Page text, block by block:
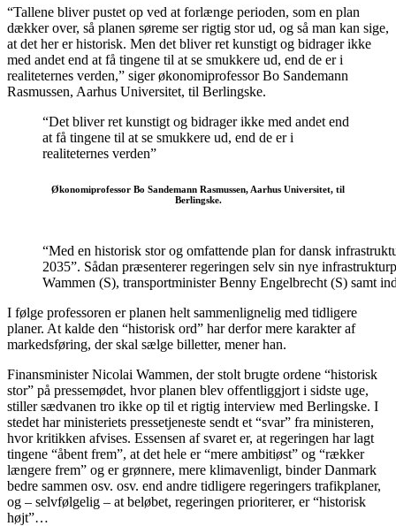
“Tallene bliver pustet op ved at forlænge perioden, som en plan
dækker over, så planen søreme ser rigtig stor ud, og så man kan sige,
at det her er historisk. Men det bliver ret kunstigt og bidrager ikke
med andet end at få tingene til at se smukkere ud, end de er i
realiteternes verden,” siger økonomiprofessor Bo Sandemann
Rasmussen, Aarhus Universitet, til Berlingske.
“Det bliver ret kunstigt og bidrager ikke med andet end
at få tingene til at se smukkere ud, end de er i
realiteternes verden”
Økonomiprofessor Bo Sandemann Rasmussen, Aarhus Universitet, til
Berlingske.
“Med en historisk stor og omfattende plan for dansk
2035”. Sådan præsenterer regeringen selv sin nye
Wammen (S), transportminister Benny Engelbrecht (S) samt
I følge professoren er planen helt sammenlignelig med tidligere
planer. At kalde den “historisk ord” har derfor mere karakter af
markedsføring, der skal sælge billetter, mener han.
Finansminister Nicolai Wammen, der stolt brugte ordene “historisk
stor” på pressemødet, hvor planen blev offentliggjort i sidste uge,
stiller sædvanen tro ikke op til et rigtig interview med Berlingske. I
stedet har ministeriets pressetjeneste sendt et “svar” fra ministeren,
hvor kritikken afvises. Essensen af svaret er, at regeringen har lagt
tingene “åbent frem”, at det hele er “mere ambitiøst” og “rækker
længere frem” og er grønnere, mere klimavenligt, binder Danmark
bedre sammen osv. osv. end andre tidligere regeringers trafikplaner,
og – selvfølgelig – at beløbet, regeringen prioriterer, er “historisk
højt”…